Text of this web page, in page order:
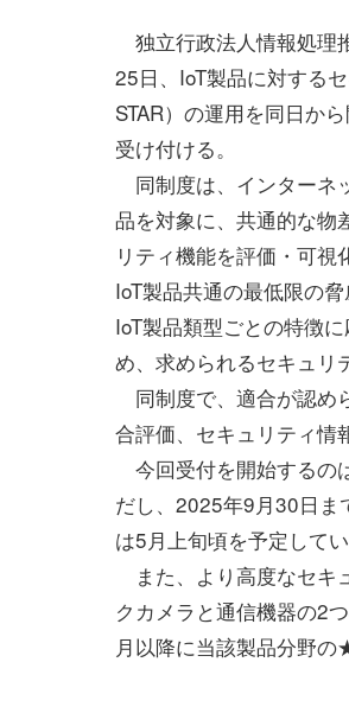
独立行政法人情報処理
25日、IoT製品に対する
STAR）の運用を同日か
受け付ける。
同制度は、インターネ
品を対象に、共通的な物
リティ機能を評価・可視
IoT製品共通の最低限の
IoT製品類型ごとの特徴
め、求められるセキュリ
同制度で、適合が認め
合評価、セキュリティ情
今回受付を開始するの
だし、2025年9月30日
は5月上旬頃を予定してい
また、より高度なセキ
クカメラと通信機器の2
月以降に当該製品分野の